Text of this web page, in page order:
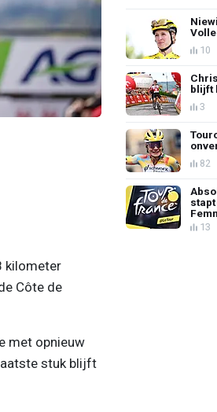
kilometer
Côte de
met opnieuw
stuk blijft
10
blijft
3
82
13